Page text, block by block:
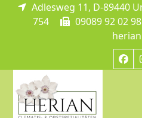
Skip
Adlesweg 11, D-89440
754
09089 92 02 98